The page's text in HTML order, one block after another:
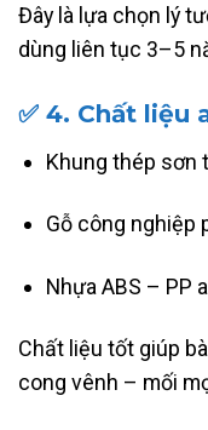
Đây là lựa chọn lý
dùng liên tục 3–5
✅ 4. Chất liệu
Khung thép sơn
Gỗ công nghiệp
Nhựa ABS – PP
Chất liệu tốt giúp
cong vênh – mối